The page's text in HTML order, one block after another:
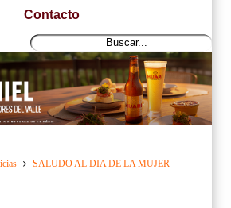
Contacto
SALUDO AL DIA DE LA MUJER